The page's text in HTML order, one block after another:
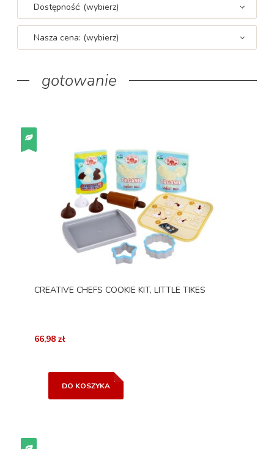
Dostępność: (wybierz)
Nasza cena: (wybierz)
gotowanie
CREATIVE CHEFS COOKIE KIT, LITTLE TIKES
66,98 zł
DO KOSZYKA